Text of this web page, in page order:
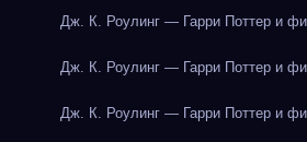
Дж. К. Роулинг — Гарри Поттер и
Дж. К. Роулинг — Гарри Поттер и
Дж. К. Роулинг — Гарри Поттер и